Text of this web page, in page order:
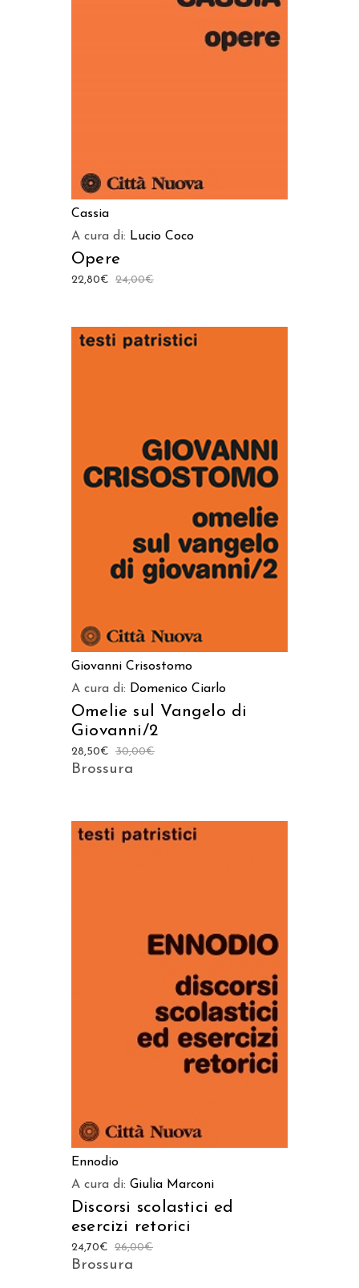
AGGIUNGI AL CARRELLO
Cassia
A cura di: Lucio Coco
Opere
24,00€
22,80€
AGGIUNGI AL CARRELLO
Giovanni Crisostomo
A cura di: Domenico Ciarlo
Omelie sul Vangelo di
Giovanni/2
30,00€
28,50€
Brossura
AGGIUNGI AL CARRELLO
Ennodio
A cura di: Giulia Marconi
Discorsi scolastici ed
esercizi retorici
26,00€
24,70€
Brossura